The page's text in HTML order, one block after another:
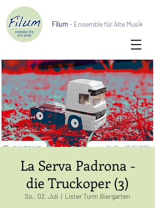
Filum - Ensemble für Alte Musik
La Serva Padrona -
die Truckoper (3)
So., 02. Juli
  |
Lister Turm Biergarten